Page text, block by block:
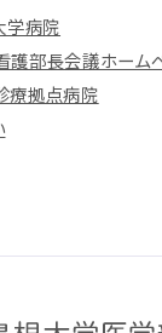
学病院
護部長会議ホーム
療拠点病院